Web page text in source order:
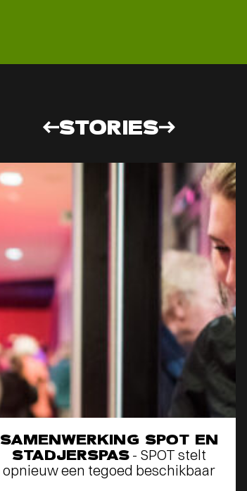
STORIES
SAMENWERKING SPOT EN
STADJERSPAS - SPOT stelt
opnieuw een tegoed beschikbaar